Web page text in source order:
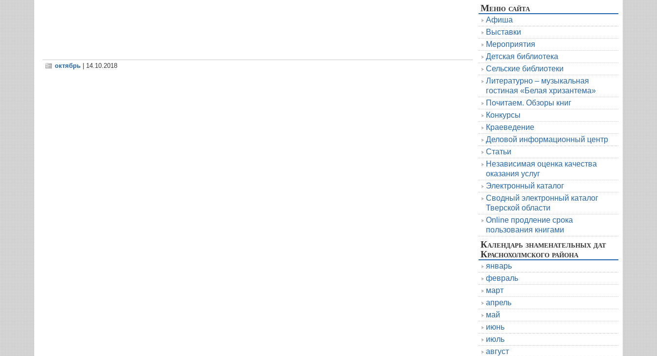
октябрь | 14.10.2018
Меню сайта
Афиша
Выставки
Мероприятия
Детская библиотека
Сельские библиотеки
Литературно – музыкальная
гостиная «Белая хризантема»
Почитаем. Обзоры книг
Конкурсы
Краеведение
Деловой информационный центр
Статьи
Независимая оценка качества
оказания услуг
Электронный каталог
Сводный электронный каталог
Тверской области
Online продление срока
пользования книгами
Календарь знаменательных дат
Краснохолмского района
январь
февраль
март
апрель
май
июнь
июль
август